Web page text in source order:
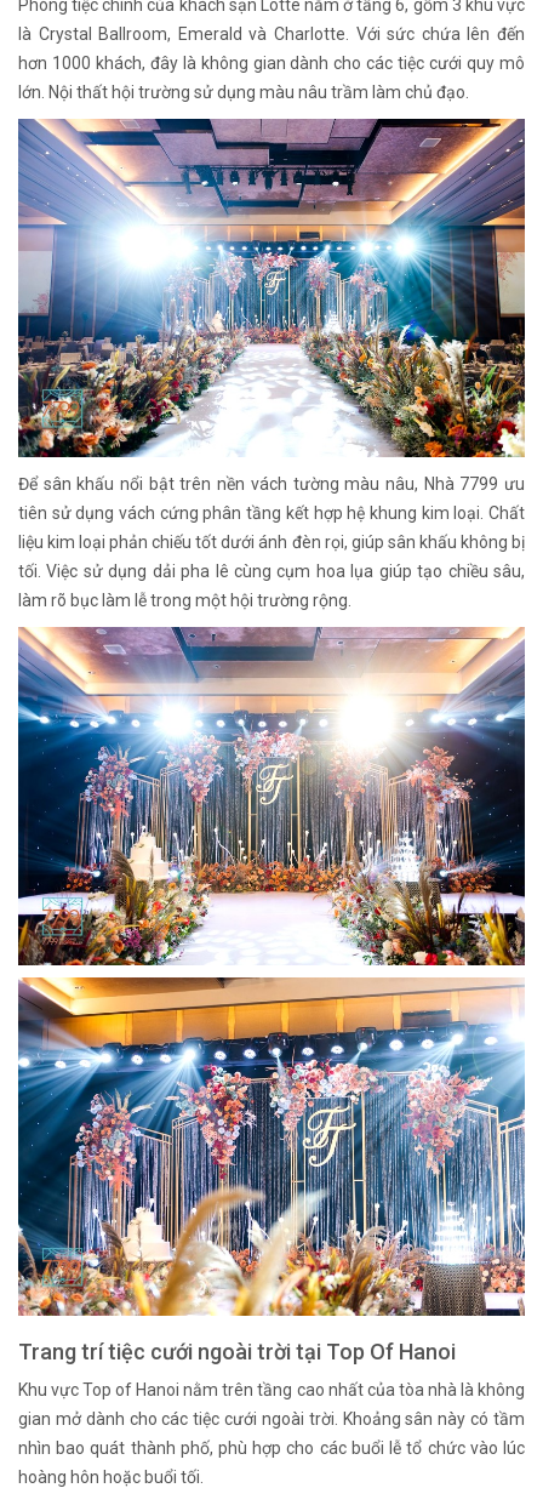
Phòng tiệc chính của khách sạn Lotte nằm ở tầng 6, gồm 3 khu vực
là Crystal Ballroom, Emerald và Charlotte. Với sức chứa lên đến
hơn 1000 khách, đây là không gian dành cho các tiệc cưới quy mô
lớn. Nội thất hội trường sử dụng màu nâu trầm làm chủ đạo.
Để sân khấu nổi bật trên nền vách tường màu nâu, Nhà 7799 ưu
tiên sử dụng vách cứng phân tầng kết hợp hệ khung kim loại. Chất
liệu kim loại phản chiếu tốt dưới ánh đèn rọi, giúp sân khấu không bị
tối. Việc sử dụng dải pha lê cùng cụm hoa lụa giúp tạo chiều sâu,
làm rõ bục làm lễ trong một hội trường rộng.
Trang trí tiệc cưới ngoài trời tại Top Of Hanoi
Khu vực Top of Hanoi nằm trên tầng cao nhất của tòa nhà là không
gian mở dành cho các tiệc cưới ngoài trời. Khoảng sân này có tầm
nhìn bao quát thành phố, phù hợp cho các buổi lễ tổ chức vào lúc
hoàng hôn hoặc buổi tối.